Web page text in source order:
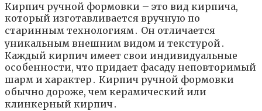
Кирпич ручной формовки – это вид кирпича,
который изготавливается вручную по
старинным технологиям․ Он отличается
уникальным внешним видом и текстурой․
Каждый кирпич имеет свои индивидуальные
особенности, что придает фасаду неповторимый
шарм и характер․ Кирпич ручной формовки
обычно дороже, чем керамический или
клинкерный кирпич․